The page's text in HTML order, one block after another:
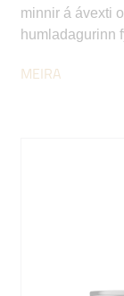
minnir á ávexti
humladagurinn
MEIRA